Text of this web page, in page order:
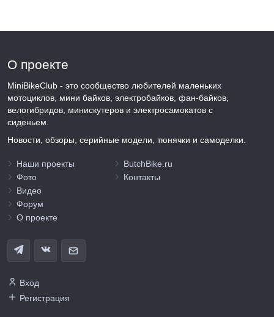
О проекте
MiniBikeClub - это сообщество любителей маленьких
мотоциклов, мини байков, электробайков, фан-байков,
велогибридов, минискутеров и электросамокатов с
сиденьем.
Новости, обзоры, серийные модели, тюнячки и самоделки.
Наши проекты
Фото
Видео
Форум
О проекте
ButchBike.ru
Контакты
Вход
Регистрация